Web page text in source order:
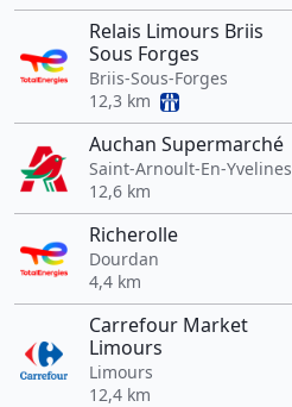
Relais Limours Briis
Sous Forges
Briis-Sous-Forges
12,3 km
Auchan Supermarché
Saint-Arnoult-En-Yvelines
12,6 km
Richerolle
Dourdan
4,4 km
Carrefour Market
Limours
Limours
12,4 km